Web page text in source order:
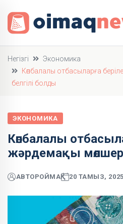
Негізгі
Экономика
Көпбалалы отбасыларға
белгілі болды
ЭКОНОМИКА
Көпбалалы
жәрдемақы
АВТОРОЙМАҚ 20 ТАМЫЗ, 2025